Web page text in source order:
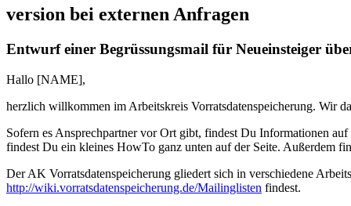
version bei externen Anfragen
Entwurf einer Begrüssungsmail für Neueinsteiger
Hallo [NAME],
herzlich willkommen im Arbeitskreis Vorratsdatenspeicherung. Wir
Sofern es Ansprechpartner vor Ort gibt, findest Du Informationen
findest Du ein kleines HowTo ganz unten auf der Seite. Außerdem
Der AK Vorratsdatenspeicherung gliedert sich in verschiedene
http://wiki.vorratsdatenspeicherung.de/Mailinglisten findest.